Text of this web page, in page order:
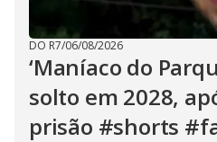
DO R7/06/08/2026
‘Maníaco do
solto em 2028,
prisão #shorts